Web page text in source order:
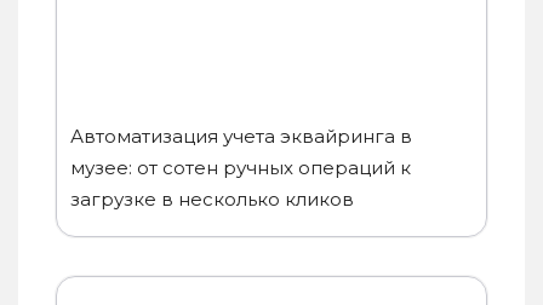
Автоматизация учета эквайринга в
музее: от сотен ручных операций к
загрузке в несколько кликов